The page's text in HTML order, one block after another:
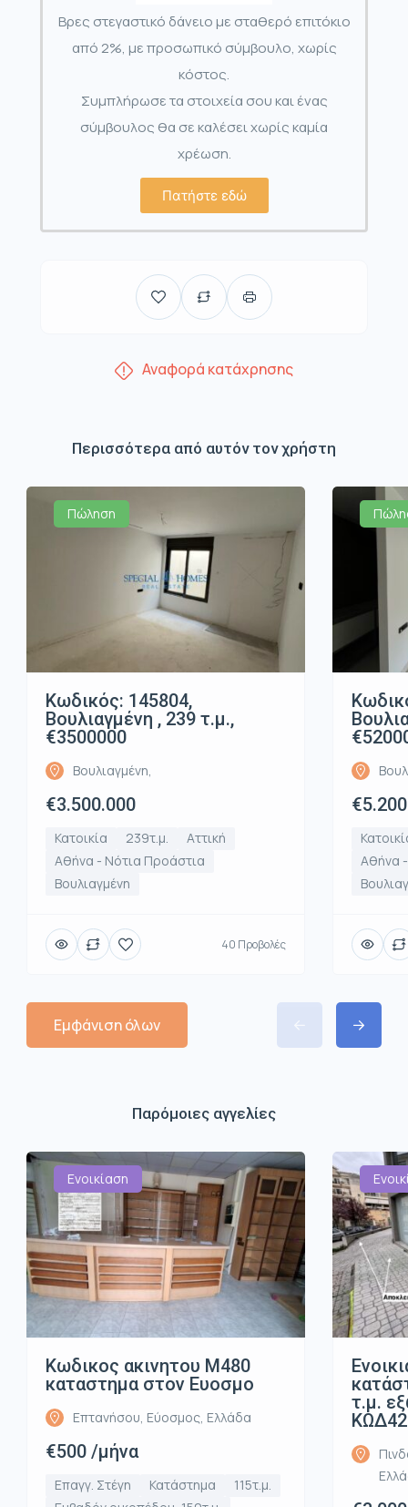
Βρες στεγαστικό δάνειο με σταθερό επιτόκιο
από 2%, με προσωπικό σύμβουλο, χωρίς
κόστος.
Συμπλήρωσε τα στοιχεία σου και ένας
σύμβουλος θα σε καλέσει χωρίς καμία
χρέωση.
Πατήστε εδώ
Αναφορά κατάχρησης
Περισσότερα από αυτόν τον χρήστη
Πώληση
Κωδικός: 145804,
Βουλιαγμένη , 239 τ.μ.,
€3500000
Βουλιαγμένη,
€3.500.000
Κατοικία 239τ.μ.
Αττική
Αθήνα - Νότια Προάστια
Βουλιαγμένη
40 Προβολές
Αθήνα
Εμφάνιση όλων
Παρόμοιες αγγελίες
Ενοικίαση
Κωδικος ακινητου Μ480
καταστημα στον Ευοσμο
Επτανήσου, Εύοσμος, Ελλάδα
€500 /μήνα
Επαγγ. Στέγη Κατάστημα
115τ.μ.
τ.μ.